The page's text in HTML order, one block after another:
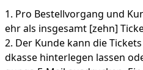
Pro Bestellvorgang und
ehr als insgesamt [zehn]
Der Kunde kann die
dkasse hinterlegen lassen